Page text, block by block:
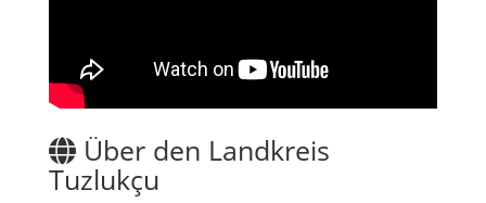
Über den Landkreis
Tuzlukçu